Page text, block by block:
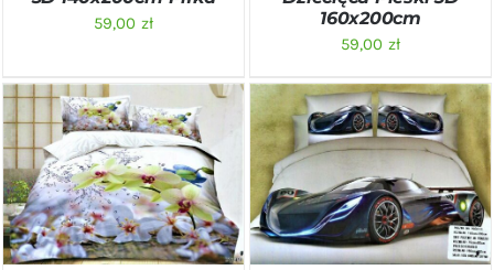
59,00 zł
160x200cm
59,00 zł
DODAJ DO KOSZYKA
/
SZCZEGÓŁY
DODAJ DO KOSZYKA
SZCZEGÓŁY